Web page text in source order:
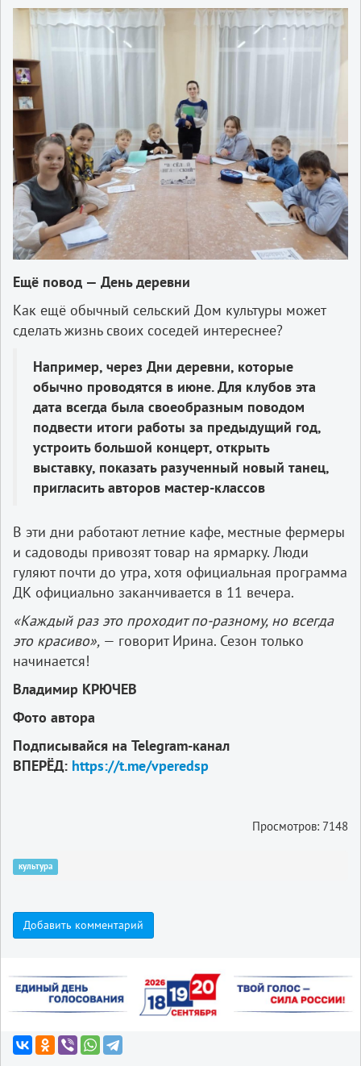
Ещё повод — День деревни
Как ещё обычный сельский Дом культуры может
сделать жизнь своих соседей интереснее?
Например, через Дни деревни, которые
обычно проводятся в июне. Для клубов эта
дата всегда была своеобразным поводом
подвести итоги работы за предыдущий год,
устроить большой концерт, открыть
выставку, показать разученный новый танец,
пригласить авторов мастер-классов
В эти дни работают летние кафе, местные фермеры
и садоводы привозят товар на ярмарку. Люди
гуляют почти до утра, хотя официальная программа
ДК официально заканчивается в 11 вечера.
«Каждый раз это проходит по-разному, но всегда
это красиво», — говорит Ирина. Сезон только
начинается!
Владимир КРЮЧЕВ
Фото автора
Подписывайся на Telegram-канал
ВПЕРЁД: https://t.me/vperedsp
Просмотров: 7148
культура
Добавить комментарий